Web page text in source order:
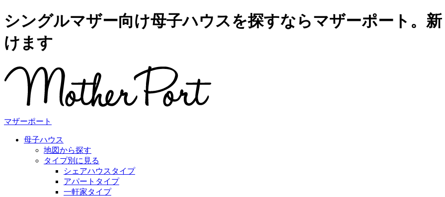
シングルマザー向け母子ハウスを探すならマザーポート。
けます
マザーポート
母子ハウス
地図から探す
タイプ別に見る
シェアハウスタイプ
アパートタイプ
一軒家タイプ